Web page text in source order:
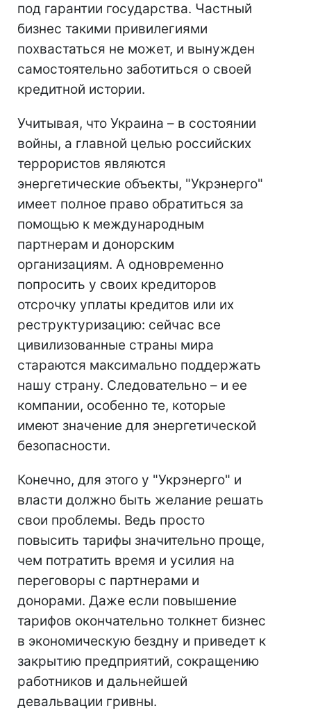
под гарантии государства. Частный
бизнес такими привилегиями
похвастаться не может, и вынужден
самостоятельно заботиться о своей
кредитной истории.
Учитывая, что Украина – в состоянии
войны, а главной целью российских
террористов являются
энергетические объекты, "Укрэнерго"
имеет полное право обратиться за
помощью к международным
партнерам и донорским
организациям. А одновременно
попросить у своих кредиторов
отсрочку уплаты кредитов или их
реструктуризацию: сейчас все
цивилизованные страны мира
стараются максимально поддержать
нашу страну. Следовательно – и ее
компании, особенно те, которые
имеют значение для энергетической
безопасности.
Конечно, для этого у "Укрэнерго" и
власти должно быть желание решать
свои проблемы. Ведь просто
повысить тарифы значительно проще,
чем потратить время и усилия на
переговоры с партнерами и
донорами. Даже если повышение
тарифов окончательно толкнет бизнес
в экономическую бездну и приведет к
закрытию предприятий, сокращению
работников и дальнейшей
девальвации гривны.